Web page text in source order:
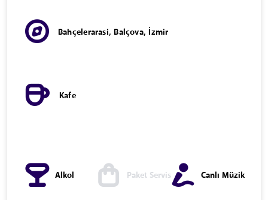
Bahçelerarasi, Balçova, İzmir
Kafe
Alkol Paket Servis Canlı Müzik